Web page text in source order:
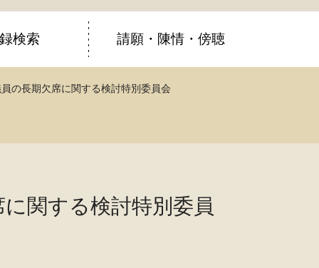
検索 請願・陳情・傍聴
の長期欠席に関する検討特別委員会
関する検討特別委員